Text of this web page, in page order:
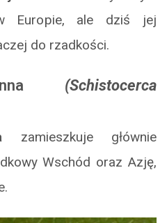
Europie, ale dziś jej
do rzadkości.
(Schistocerca
zamieszkuje głównie
Wschód oraz Azję,